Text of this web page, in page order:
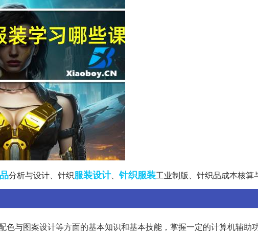
分析与设计、针织服装设计、针织服装工业制版、针织品成本核算
色与图案设计等方面的基本知识和基本技能，掌握一定的计算机辅助